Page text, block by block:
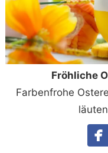
Fröhliche
Farbenfrohe